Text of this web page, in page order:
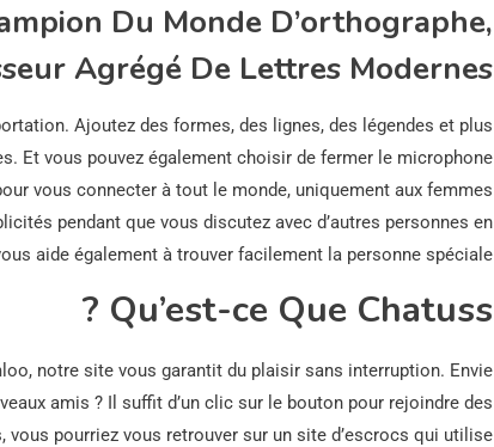
Du Monde D’orthographe,
Agrégé De Lettres Modernes
Ajoutez des formes, des lignes, des légendes et plus
Et vous pouvez également choisir de fermer le microphone
vous connecter à tout le monde, uniquement aux femmes
pendant que vous discutez avec d’autres personnes en
aide également à trouver facilement la personne spéciale.
Qu’est-ce Que Chatuss ?
notre site vous garantit du plaisir sans interruption. Envie
amis ? Il suffit d’un clic sur le bouton pour rejoindre des
pourriez vous retrouver sur un site d’escrocs qui utilise